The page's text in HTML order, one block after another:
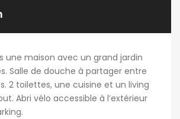
une maison avec un grand jardin
Salle de douche à partager entre
2 toilettes, une cuisine et un living
Abri vélo accessible à l’extérieur